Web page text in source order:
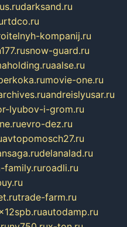
darksand.ru
rtdco.ru
kompanij.ru
snow-guard.ru
aalse.ru
movie-one.ru
andreislyusar.ru
lyubov-i-grom.ru
evro-dez.ru
avtopomosch27.ru
delanalad.ru
family.ruroadli.ru
trade-farm.ru
autodamp.ru